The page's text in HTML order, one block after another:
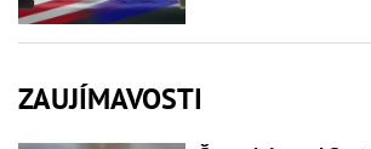
ZAUJÍMAVOSTI